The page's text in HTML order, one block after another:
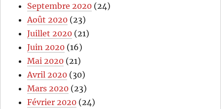
Septembre 2020 (24)
Août 2020 (23)
Juillet 2020 (21)
Juin 2020 (16)
Mai 2020 (21)
Avril 2020 (30)
Mars 2020 (23)
Février 2020 (24)